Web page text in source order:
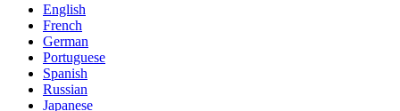
English
French
German
Portuguese
Spanish
Russian
Japanese